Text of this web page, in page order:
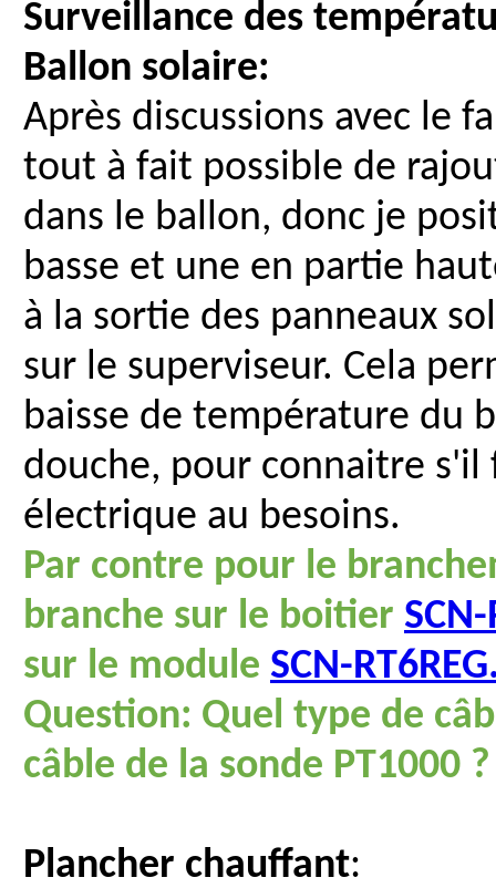
Surveillance des
Ballon solaire:
Après discussions avec le
tout à fait possible de
dans le ballon, donc je
basse et une en partie
à la sortie des panneaux
sur le superviseur. Cela
baisse de température du
douche, pour connaitre s'il
électrique au besoins.
Par contre pour le
branche sur le boitier
sur le module SCN-
Question: Quel type de
câble de la sonde PT1000 ?
Plancher chauffant: